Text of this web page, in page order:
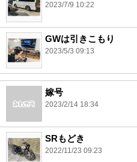
2023/7/9 10:22
GWは引きこもり
2023/5/3 09:13
嫁号
2023/2/14 18:34
SRもどき
2022/11/23 09:23